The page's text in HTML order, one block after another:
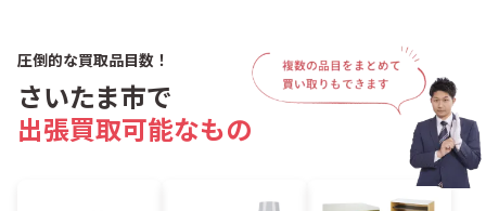
圧倒的な買取品目数！
さいたま市で
出張買取可能なもの